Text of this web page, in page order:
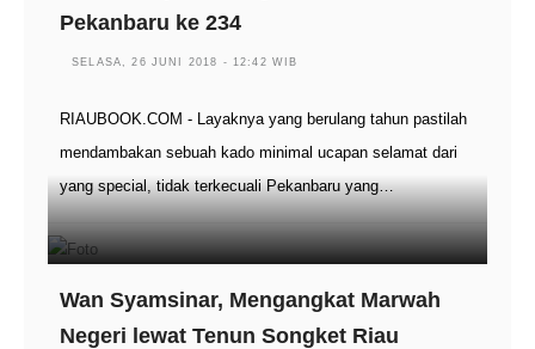
Pekanbaru ke 234
SELASA, 26 JUNI 2018 - 12:42 WIB
RIAUBOOK.COM - Layaknya yang berulang tahun pastilah
mendambakan sebuah kado minimal ucapan selamat dari
yang special, tidak terkecuali Pekanbaru yang…
Wan Syamsinar, Mengangkat Marwah
Negeri lewat Tenun Songket Riau